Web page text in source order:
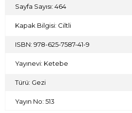
Sayfa Sayısı: 464
Kapak Bilgisi: Ciltli
ISBN: 978-625-7587-41-9
Yayınevi: Ketebe
Türü: Gezi
Yayın No: 513